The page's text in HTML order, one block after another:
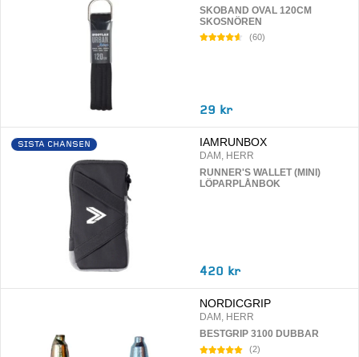
SKOBAND OVAL 120CM
SKOSNÖREN
(60)
29 kr
SISTA CHANSEN IAMRUNBOX
DAM, HERR
RUNNER'S WALLET (MINI)
LÖPARPLÅNBOK
420 kr
NORDICGRIP
DAM, HERR
BESTGRIP 3100 DUBBAR
(2)